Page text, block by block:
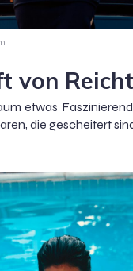
von
etwas
die gescheitert